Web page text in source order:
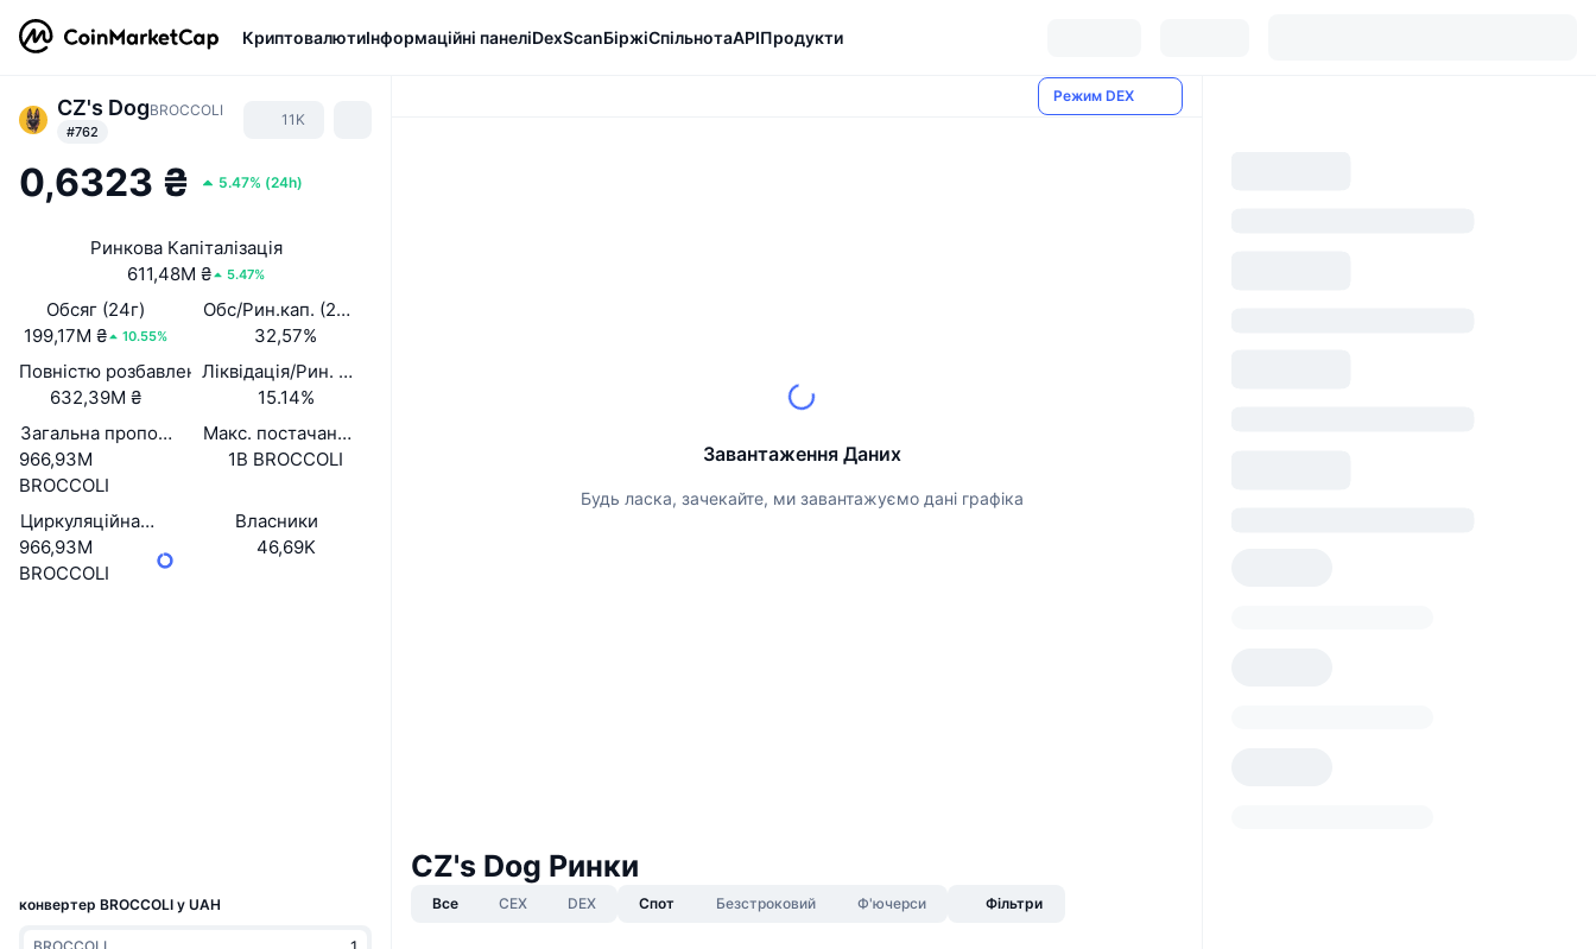
КриптовалютиІнформаційні панеліDexScanБіржіСпільнотаAPIПродукти
CZ's DogBROCCOLI
#762
11K
0,6323 ₴ 5.47% (24h)
Ринкова Капіталізація
611,48M ₴
5.47%
Обсяг (24г)
199,17M ₴
10.55%
Обс/Рин.кап. (24 год.)
32,57%
Повністю розбавлена вартість (FDV)
632,39M ₴
Ліквідація/Рин. кап.
15.14%
Загальна пропозиція
966,93M
BROCCOLI
Макс. постачання
1B BROCCOLI
Циркуляційна пропозиція
966,93M
BROCCOLI
Власники
46,69K
конвертер BROCCOLI у UAH
Режим DEX
Завантаження Даних
Будь ласка, зачекайте, ми завантажуємо дані графіка
CZ's Dog Ринки
Все CEX DEX Спот Безстроковий Ф'ючерси Фільтри